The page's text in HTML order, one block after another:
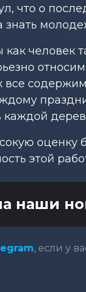
что о
знать
человек
каждой
оценку
этой
наши
, если у